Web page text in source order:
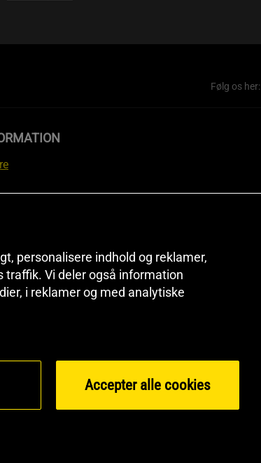
Følg os her:
personalisere indhold og reklamer,
traffik. Vi deler også information
i reklamer og med analytiske
Accepter alle cookies